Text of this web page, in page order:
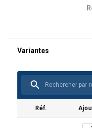
Réf.